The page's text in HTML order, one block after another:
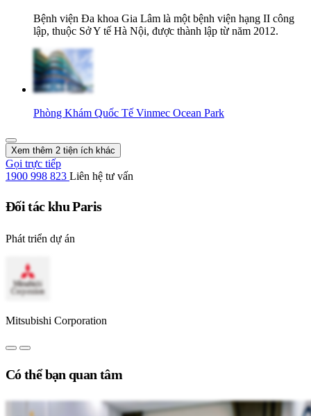
Bệnh viện Đa khoa Gia Lâm là một bệnh viện hạng II công
lập, thuộc Sở Y tế Hà Nội, được thành lập từ năm 2012.
Phòng Khám Quốc Tế Vinmec Ocean Park
Xem thêm 2 tiện ích khác
Gọi trực tiếp
1900 998 823 Liên hệ tư vấn
Đối tác khu Paris
Phát triển dự án
Mitsubishi Corporation
Có thể bạn quan tâm